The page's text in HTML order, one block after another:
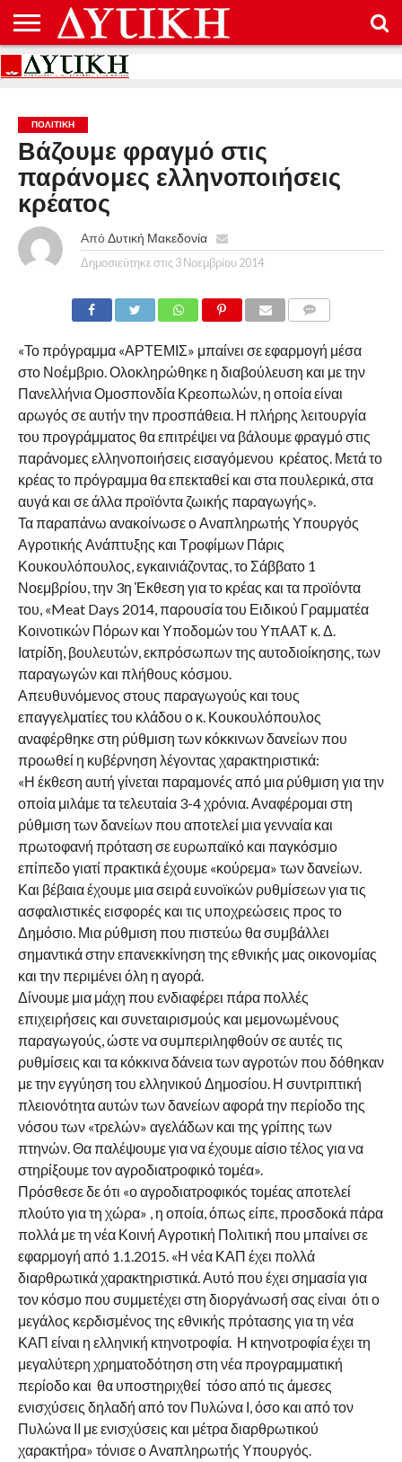
ΑΡΧΙΚΉ
ΕΠΙΚΟΙΝΩΝΊΑ
ΌΡΟΙ
ΠΡΟΣΤΑΣΊΑ
ΠΟΛΙΤΙΚΉ
Βάζουμε φραγμό στις
παράνομες ελληνοποιήσεις
κρέατος
Από Δυτική Μακεδονία
Δημοσιεύτηκε στις 3 Νοεμβρίου 2014
«Το πρόγραμμα «ΑΡΤΕΜΙΣ» μπαίνει σε εφαρμογή μέσα
στο Νοέμβριο. Ολοκληρώθηκε η διαβούλευση και με την
Πανελλήνια Ομοσπονδία Κρεοπωλών, η οποία είναι
αρωγός σε αυτήν την προσπάθεια. Η πλήρης λειτουργία
του προγράμματος θα επιτρέψει να βάλουμε φραγμό στις
παράνομες ελληνοποιήσεις εισαγόμενου κρέατος. Μετά το
κρέας το πρόγραμμα θα επεκταθεί και στα πουλερικά, στα
αυγά και σε άλλα προϊόντα ζωικής παραγωγής».
Τα παραπάνω ανακοίνωσε ο Αναπληρωτής Υπουργός
Αγροτικής Ανάπτυξης και Τροφίμων Πάρις
Κουκουλόπουλος, εγκαινιάζοντας, το Σάββατο 1
Νοεμβρίου, την 3η Έκθεση για το κρέας και τα προϊόντα
του, «Meat Days 2014, παρουσία του Ειδικού Γραμματέα
Κοινοτικών Πόρων και Υποδομών του ΥπΑΑΤ κ. Δ.
Ιατρίδη, βουλευτών, εκπρόσωπων της αυτοδιοίκησης, των
παραγωγών και πλήθους κόσμου.
Απευθυνόμενος στους παραγωγούς και τους
επαγγελματίες του κλάδου ο κ. Κουκουλόπουλος
αναφέρθηκε στη ρύθμιση των κόκκινων δανείων που
προωθεί η κυβέρνηση λέγοντας χαρακτηριστικά:
«Η έκθεση αυτή γίνεται παραμονές από μια ρύθμιση για την
οποία μιλάμε τα τελευταία 3-4 χρόνια. Αναφέρομαι στη
ρύθμιση των δανείων που αποτελεί μια γενναία και
πρωτοφανή πρόταση σε ευρωπαϊκό και παγκόσμιο
επίπεδο γιατί πρακτικά έχουμε «κούρεμα» των δανείων.
Και βέβαια έχουμε μια σειρά ευνοϊκών ρυθμίσεων για τις
ασφαλιστικές εισφορές και τις υποχρεώσεις προς το
Δημόσιο. Μια ρύθμιση που πιστεύω θα συμβάλλει
σημαντικά στην επανεκκίνηση της εθνικής μας οικονομίας
και την περιμένει όλη η αγορά.
Δίνουμε μια μάχη που ενδιαφέρει πάρα πολλές
επιχειρήσεις και συνεταιρισμούς και μεμονωμένους
παραγωγούς, ώστε να συμπεριληφθούν σε αυτές τις
ρυθμίσεις και τα κόκκινα δάνεια των αγροτών που δόθηκαν
με την εγγύηση του ελληνικού Δημοσίου. Η συντριπτική
πλειονότητα αυτών των δανείων αφορά την περίοδο της
νόσου των «τρελών» αγελάδων και της γρίπης των
πτηνών. Θα παλέψουμε για να έχουμε αίσιο τέλος για να
στηρίξουμε τον αγροδιατροφικό τομέα».
Πρόσθεσε δε ότι «ο αγροδιατροφικός τομέας αποτελεί
πλούτο για τη χώρα» , η οποία, όπως είπε, προσδοκά πάρα
πολλά με τη νέα Κοινή Αγροτική Πολιτική που μπαίνει σε
εφαρμογή από 1.1.2015. «Η νέα ΚΑΠ έχει πολλά
διαρθρωτικά χαρακτηριστικά. Αυτό που έχει σημασία για
τον κόσμο που συμμετέχει στη διοργάνωσή σας είναι ότι ο
μεγάλος κερδισμένος της εθνικής πρότασης για τη νέα
ΚΑΠ είναι η ελληνική κτηνοτροφία. Η κτηνοτροφία έχει τη
μεγαλύτερη χρηματοδότηση στη νέα προγραμματική
περίοδο και θα υποστηριχθεί τόσο από τις άμεσες
ενισχύσεις δηλαδή από τον Πυλώνα Ι, όσο και από τον
Πυλώνα ΙΙ με ενισχύσεις και μέτρα διαρθρωτικού
χαρακτήρα» τόνισε ο Αναπληρωτής Υπουργός.